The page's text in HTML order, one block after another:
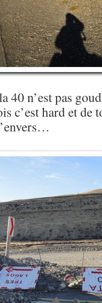
40 n’est pas
c’est hard et de